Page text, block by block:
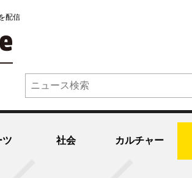
配信
ツ 社会 カルチャー